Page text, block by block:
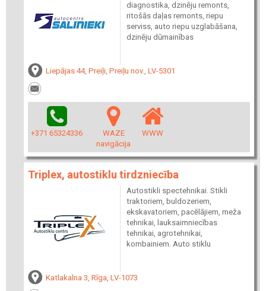
diagnostika, dzinēju remonts,
ritošās daļas remonts, riepu
serviss, auto riepu uzglabāšana,
dzinēju dūmainības
Liepājas 44, Preiļi, Preiļu nov., LV-5301
+371 65324336
WAZE
navigācija
WWW
Triplex, autostiklu tirdzniecība
Autostikli spectehnikai. Stikli
traktoriem, buldozeriem,
ekskavatoriem, pacēlājiem, meža
tehnikai, lauksaimniecības
tehnikai, agrotehnikai,
kombainiem. Auto stiklu
Katlakalna 3, Rīga, LV-1073